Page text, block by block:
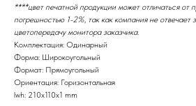
****цвет печатной продукции может отличаться от
погрешностью 1-2%, так как компания не отвечает
цветопередачу монитора заказчика.
Комплектация: Одинарный
Форма: Широкоугольный
Формат: Прямоугольный
Ориентация: Горизонтальная
lwh: 210x110x1 mm